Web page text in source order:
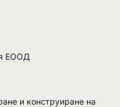
ЕООД
и конструиране на